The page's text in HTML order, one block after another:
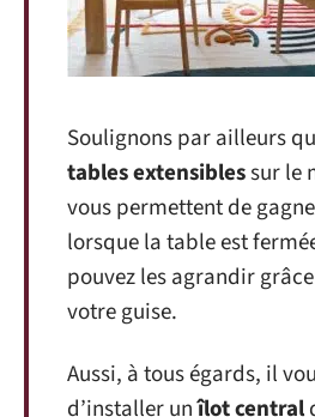
Soulignons par ailleurs
tables extensiblessur le
vous permettent de
lorsque la table est
pouvez les agrandir
votre guise.
Aussi, à tous égards, il
d’installer unîlot central